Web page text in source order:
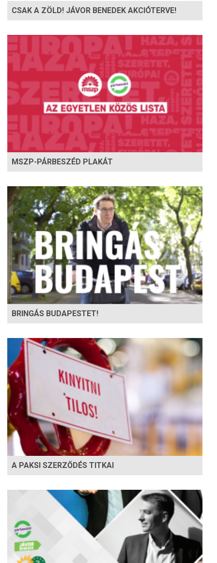
CSAK A ZÖLD! JÁVOR BENEDEK AKCIÓTERVE!
MSZP-PÁRBESZÉD PLAKÁT
BRINGÁS BUDAPESTET!
A PAKSI SZERZŐDÉS TITKAI